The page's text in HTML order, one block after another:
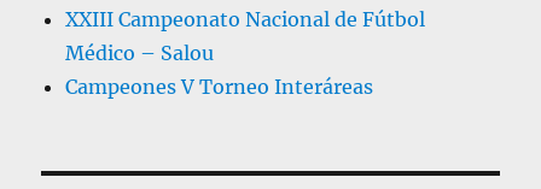
XXIII Campeonato Nacional de Fútbol
Médico – Salou
Campeones V Torneo Interáreas